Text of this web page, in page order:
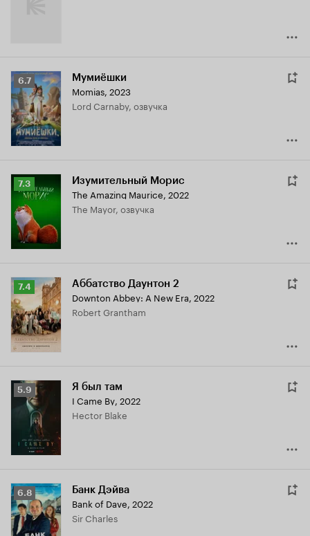
Рейтинг
Кинопоиска
6.7
6.7 Мумиёшки
Momias, 2023
Lord Carnaby, озвучка
Рейтинг
Кинопоиска
7.3
7.3 Изумительный Морис
The Amazing Maurice, 2022
The Mayor, озвучка
Рейтинг
Кинопоиска
7.4
7.4 Аббатство Даунтон 2
Downton Abbey: A New Era, 2022
Robert Grantham
Рейтинг
Кинопоиска
5.9
5.9 Я был там
I Came By, 2022
Hector Blake
Рейтинг
Кинопоиска
6.8
6.8 Банк Дэйва
Bank of Dave, 2022
Sir Charles